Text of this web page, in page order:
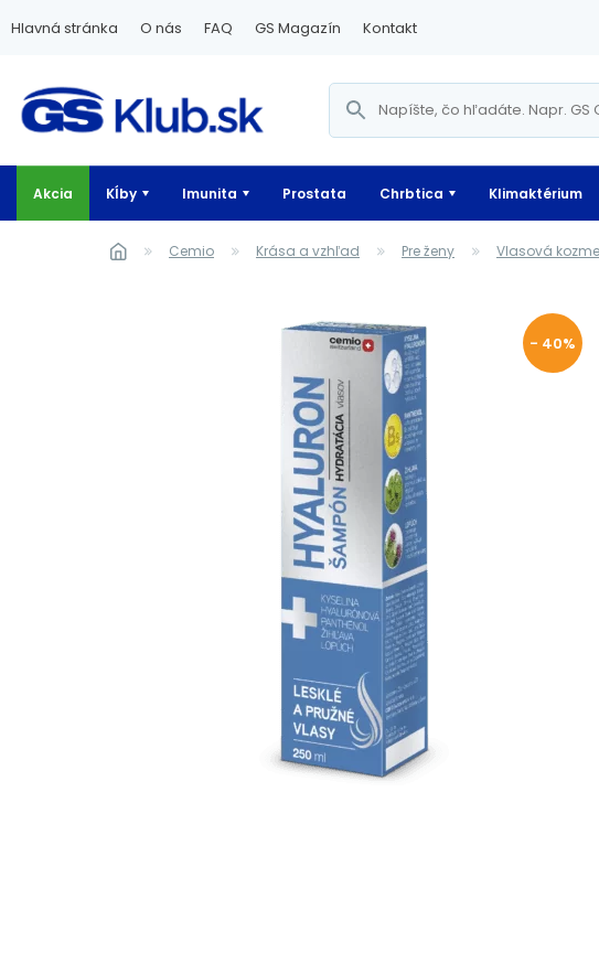
Hlavná stránka O nás FAQ GS Magazín Kontakt
Akcia Kĺby Imunita Prostata Chrbtica Klimaktérium
Cemio Krása a vzhľad Pre ženy Vlasová
- 40%